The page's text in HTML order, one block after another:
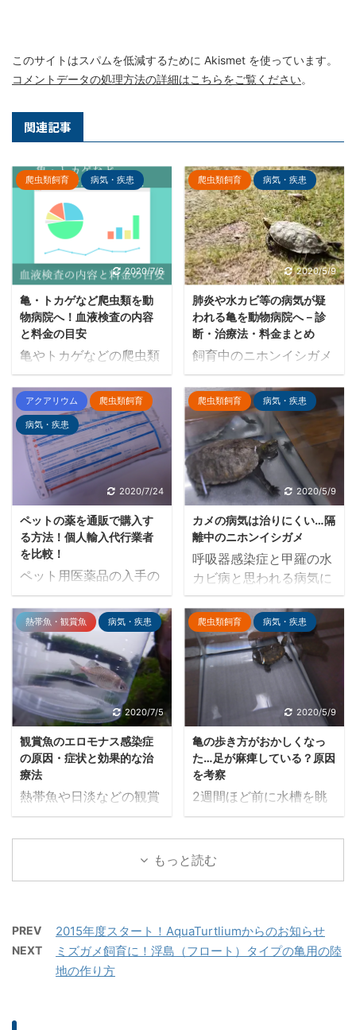
このサイトはスパムを低減するために Akismet を使っています。
コメントデータの処理方法の詳細はこちらをご覧ください。
関連記事
爬虫類飼育 病気・疾患
2020/7/6
亀・トカゲなど爬虫類を動
物病院へ！血液検査の内容
と料金の目安
亀やトカゲなどの爬虫類
を動物病院に連れて行っ
た際に、レントゲン検査
や寄生虫検査と並びよく
実施される血液検査につ
いて解説します。K-kiが
実際に動物病院で診断し
てもらった結果に基づ
き、爬虫類の血液検査に
おける検査項目や病気と
の関連性、料金の目安な
どを紹介します。
爬虫類飼育 病気・疾患
2020/5/9
肺炎や水カビ等の病気が疑
われる亀を動物病院へ－診
断・治療法・料金まとめ
飼育中のニホンイシガメ
の甲羅が、白化・軟化し
てしまいました。水カビ
病や肺炎が疑われるた
め、亀の治療実績が豊富
なキキ動物病院で診察・
治療してもらいました。
肺炎、細菌感染症、代謝
性骨疾患などの複合感染
が判明し、注射・投薬に
よる治療を開始しまし
た。診察内容や治療法、
料金を紹介します。
アクアリウム 爬虫類飼育
病気・疾患
2020/7/24
ペットの薬を通販で購入す
る方法！個人輸入代行業者
を比較！
ペット用医薬品の入手の
際に利用する、個人輸入
代行業者を比較します。
業者により入手できる薬
の種類や値段、納期など
に違いがあるので、目的
に合う業者を選んで下さ
い。薬の購入の前には動
物病院で一度診てもらう
ことをおすすめします。
爬虫類飼育 病気・疾患
2020/5/9
カメの病気は治りにくい…隔
離中のニホンイシガメ
呼吸器感染症と甲羅の水
カビ病と思われる病気に
罹ってしまい、闘病中の
ニホンイシガメ「マル」
君。ここ1ヶ月ほどエサ
を全く食べなくなり、か
なり心配しましたが、最
近ようやく餌を食べるよ
うになってきました。回
復を目指し、今後も地道
な治療を続けます。
熱帯魚・観賞魚 病気・疾患
2020/7/5
観賞魚のエロモナス感染症
の原因・症状と効果的な治
療法
熱帯魚や日淡などの観賞
魚飼育・アクアリウムで
悩まされることの多い病
気「エロモナス（アエロ
ロニダゾールを使った治
療法に挑戦してみたの
で、その結果も紹介しま
爬虫類飼育 病気・疾患
2020/5/9
亀の歩き方がおかしくなっ
た…足が麻痺している？原因
を考察
2週間ほど前に水槽を眺
めていると，あることに
気付きました ウチのイシ
ガメ，マル君の動きがお
るのですが，このときは
何故か前足2本に頼って
もっと読む
PREV 2015年度スタート！AquaTurtliumからのお知らせ
NEXT
ミズガメ飼育に！浮島（フロート）タイプの亀用の陸
地の作り方